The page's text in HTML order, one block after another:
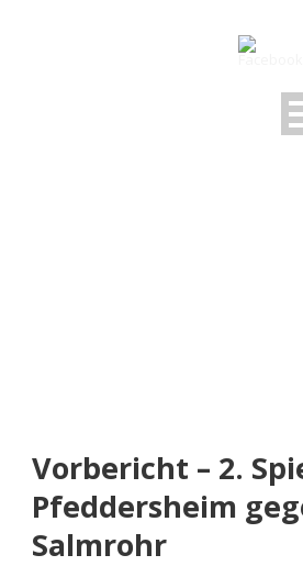
Vorbericht – 2.
Pfeddersheim
Salmrohr